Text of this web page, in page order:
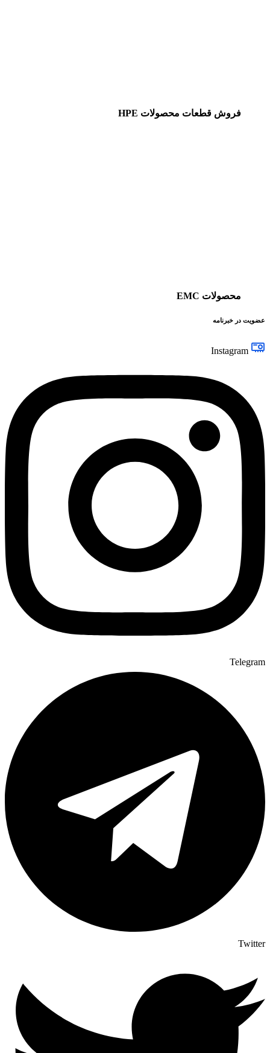
فروش قطعات محصولات HPE
محصولات EMC
عضویت در خبرنامه
Instagram
Telegram
Twitter